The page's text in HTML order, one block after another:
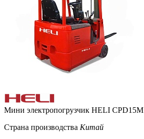
Мини электропогрузчик HELI CPD15M
Страна производства Китай